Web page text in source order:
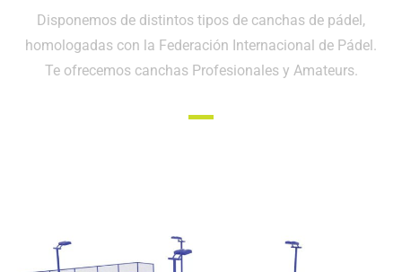
Disponemos de distintos tipos de canchas de pádel,
homologadas con la Federación Internacional de Pádel.
Te ofrecemos canchas Profesionales y Amateurs.